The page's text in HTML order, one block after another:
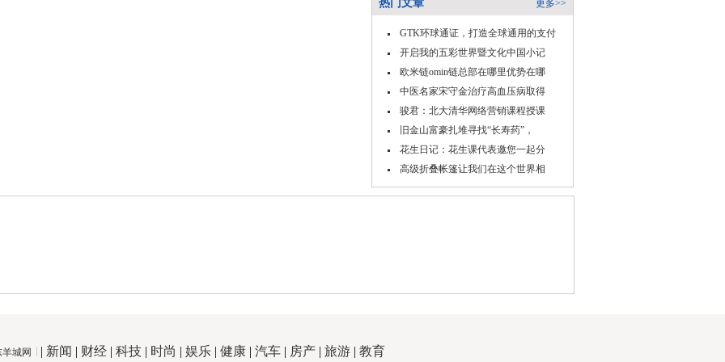
热门文章 更多>>
GTK环球通证，打造全球通用的支付
开启我的五彩世界暨文化中国小记
欧米链omin链总部在哪里优势在哪
中医名家宋守金治疗高血压病取得
骏君：北大清华网络营销课程授课
旧金山富豪扎堆寻找“长寿药”，
花生日记：花生课代表邀您一起分
高级折叠帐篷让我们在这个世界相
羊城网 | 新闻 | 财经 | 科技 | 时尚 | 娱乐 | 健康 | 汽车 | 房产 | 旅游 | 教育